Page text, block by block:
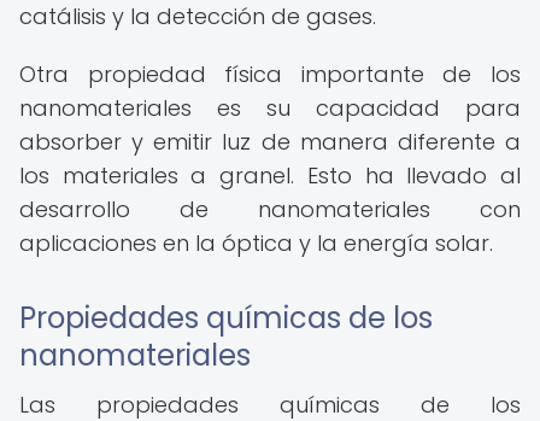
catálisis y la detección de gases.
Otra propiedad física importante de los
nanomateriales es su capacidad para
absorber y emitir luz de manera diferente a
los materiales a granel. Esto ha llevado al
desarrollo de nanomateriales con
aplicaciones en la óptica y la energía solar.
Propiedades químicas de los
nanomateriales
Las propiedades químicas de los